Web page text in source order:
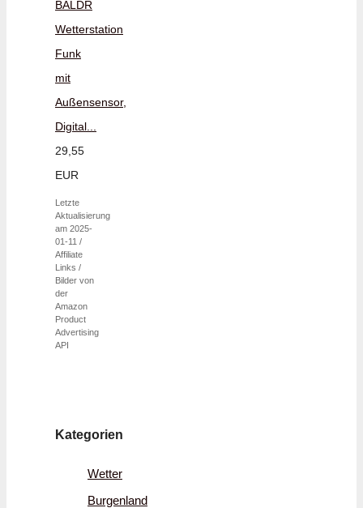
BALDR
Wetterstation
Funk
mit
Außensensor,
Digital...
29,55
EUR
Letzte
Aktualisierung
am 2025-
01-11 /
Affiliate
Links /
Bilder von
der
Amazon
Product
Advertising
API
Kategorien
Wetter
Burgenland